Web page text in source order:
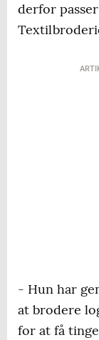
derfor
- Hun har
at brodere
for at få